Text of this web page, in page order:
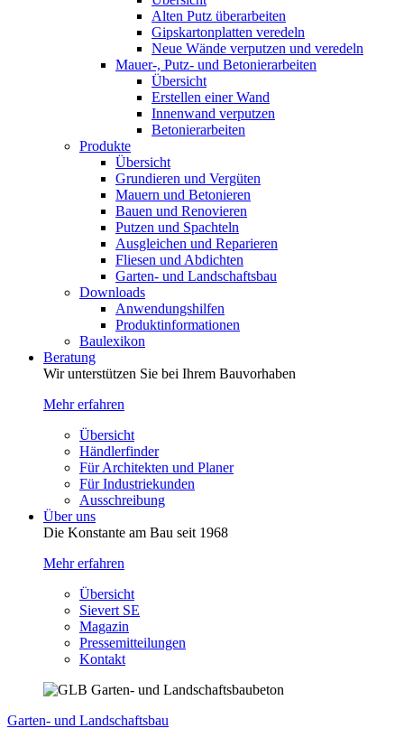
Alten Putz überarbeiten
Gipskartonplatten veredeln
Neue Wände verputzen und veredeln
Mauer-, Putz- und Betonierarbeiten
Übersicht
Erstellen einer Wand
Innenwand verputzen
Betonierarbeiten
Produkte
Übersicht
Grundieren und Vergüten
Mauern und Betonieren
Bauen und Renovieren
Putzen und Spachteln
Ausgleichen und Reparieren
Fliesen und Abdichten
Garten- und Landschaftsbau
Downloads
Anwendungshilfen
Produktinformationen
Baulexikon
Beratung
Wir unterstützen Sie bei Ihrem Bauvorhaben
Mehr erfahren
Übersicht
Händlerfinder
Für Architekten und Planer
Für Industriekunden
Ausschreibung
Über uns
Die Konstante am Bau seit 1968
Mehr erfahren
Übersicht
Sievert SE
Magazin
Pressemitteilungen
Kontakt
Garten- und Landschaftsbau